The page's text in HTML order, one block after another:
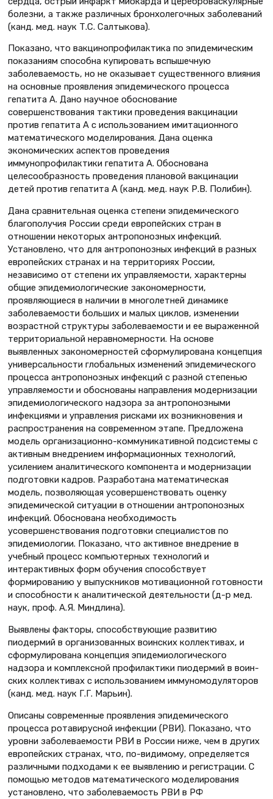
болезни, а также различных бронхолегочных заболеваний
(канд. мед. наук Т.С. Салтыкова).
Показано, что вакцинопрофилактика по эпидемическим
показаниям способна купировать вспышечную
заболеваемость, но не оказывает существенного влияния
на основные проявления эпидемического процесса
гепатита А. Дано научное обоснование
совершенствования тактики проведения вакцинации
против гепатита А с использованием имитационного
математического моделирования. Дана оценка
экономических аспектов проведения
иммунопрофилактики гепатита А. Обоснована
целесообразность проведения плановой вакцинации
детей против гепатита А (канд. мед. наук Р.В. Полибин).
Дана сравнительная оценка степени эпидемического
благополучия России среди европейских стран в
отношении некоторых антропонозных инфекций.
Установлено, что для антропонозных инфекций в разных
европейских странах и на территориях России,
независимо от степени их управляемости, характерны
общие эпидемиологические закономерности,
проявляющиеся в наличии в многолетней динамике
заболеваемости больших и малых циклов, изменении
возрастной структуры заболеваемости и ее выраженной
территориальной неравномерности. На основе
выявленных закономерностей сформулирована концепция
универсальности глобальных изменений эпидемического
процесса антропонозных инфекций с разной степенью
управляемости и обоснованы направления модернизации
эпидемиологического надзора за антропонозными
инфекциями и управления рисками их возникновения и
распространения на современном этапе. Предложена
модель организационно-коммуникативной подсистемы с
активным внедрением информационных технологий,
усилением аналитического компонента и модернизации
подготовки кадров. Разработана математическая
модель, позволяющая усовершенствовать оценку
эпидемической ситуации в отношении антропонозных
инфекций. Обоснована необходимость
усовершенствования подготовки специалистов по
эпидемиологии. Показано, что активное внедрение в
учебный процесс компьютерных технологий и
интерактивных форм обучения способствует
формированию у выпускников мотивационной готовности
и способности к аналитической деятельности (д-р мед.
наук, проф. А.Я. Миндлина).
Выявлены факторы, способствующие развитию
пиодермий в организованных воинских коллективах, и
cформулирована концепция эпидемиологического
надзора и комплексной профилактики пиодермий в воин­
ских коллективах с использованием иммуномодуляторов
(канд. мед. наук Г.Г. Марьин).
Описаны современные проявления эпидемического
процесса ротавирусной инфекции (РВИ). Показано, что
уровни заболеваемости РВИ в России ниже, чем в других
европейских странах, что, по-видимому, определяется
различными подходами к ее выявлению и регистрации. С
помощью методов математического моделирования
установлено, что заболеваемость РВИ в РФ